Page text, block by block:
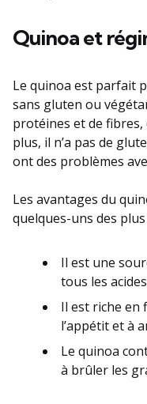
Quinoa et
Le quinoa est parfait
sans gluten ou
protéines et de
plus, il n’a pas de
ont des problèmes
Les avantages du
quelques-uns des
Il est une
tous les
Il est riche en
l’appétit et à
Le quinoa
à brûler les